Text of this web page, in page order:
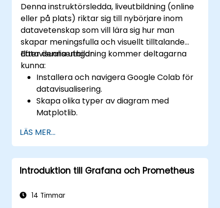
Denna instruktörsledda, liveutbildning (online
eller på plats) riktar sig till nybörjare inom
datavetenskap som vill lära sig hur man
skapar meningsfulla och visuellt tilltalande
datavisualiseringar.
Efter denna utbildning kommer deltagarna
kunna:
Installera och navigera Google Colab för
datavisualisering.
Skapa olika typer av diagram med
Matplotlib.
visualiseringstekniker.
Anpassa diagram för bättre presentation
och klarhet.
Tolka och presentera data effektivt med
LÄS MER...
Introduktion till Grafana och Prometheus
14 Timmar